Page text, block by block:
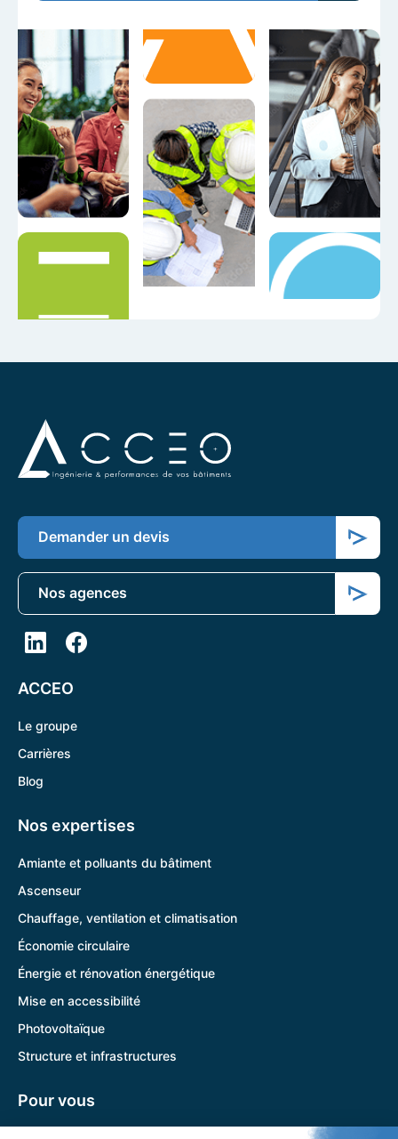
Demander un devis
Nos agences
ACCEO
Le groupe
Carrières
Blog
Nos expertises
Amiante et polluants du bâtiment
Ascenseur
Chauffage, ventilation et climatisation
Économie circulaire
Énergie et rénovation énergétique
Mise en accessibilité
Photovoltaïque
Structure et infrastructures
Pour vous